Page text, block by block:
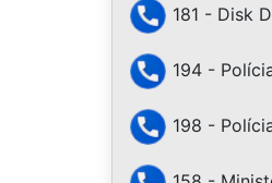
181 - Disk
194 -
198 -